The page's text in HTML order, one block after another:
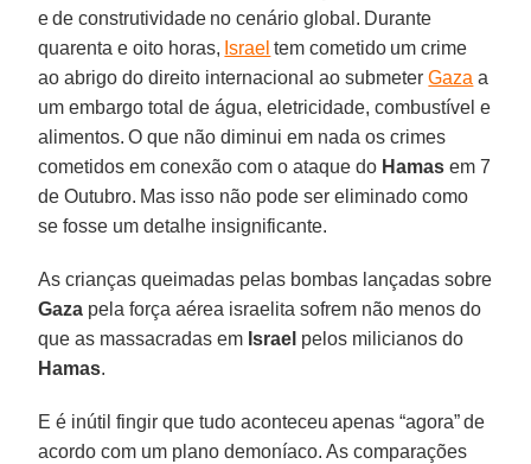
e de construtividade no cenário global. Durante
quarenta e oito horas, Israel tem cometido um crime
ao abrigo do direito internacional ao submeterGaza a
um embargo total de água, eletricidade, combustível e
alimentos. O que não diminui em nada os crimes
cometidos em conexão com o ataque do Hamas em 7
de Outubro. Mas isso não pode ser eliminado como
se fosse um detalhe insignificante.
As crianças queimadas pelas bombas lançadas sobre
Gaza pela força aérea israelita sofrem não menos do
que as massacradas em Israel pelos milicianos do
Hamas.
E é inútil fingir que tudo aconteceu apenas “agora” de
acordo com um plano demoníaco. As comparações